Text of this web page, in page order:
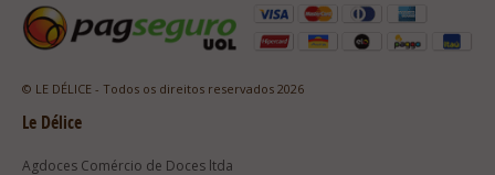
© LE DÉLICE - Todos os direitos reservados 2026
Le Délice
Agdoces Comércio de Doces ltda